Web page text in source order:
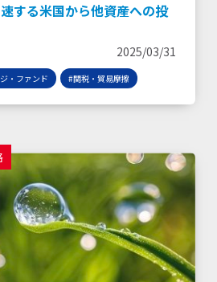
する米国から他資産への投
2025/03/31
・ファンド #関税・貿易摩擦